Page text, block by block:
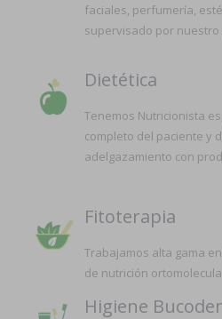
faciales, perfumería,
supervisado por
Dietética
Tenemos Nutricionista
completo del paciente y
adelgazamiento con
Fitoterapia
Trabajamos alta gama
de nutrición
Higiene